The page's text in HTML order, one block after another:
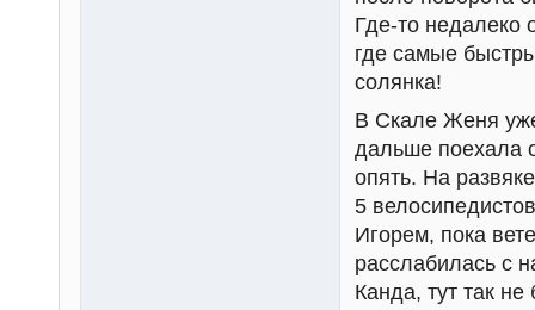
Где-то недалеко
где самые
солянка!
В Скале Женя уже
дальше поехала
опять. На
5
Игорем, пока
расслабилась с
Канда, тут так